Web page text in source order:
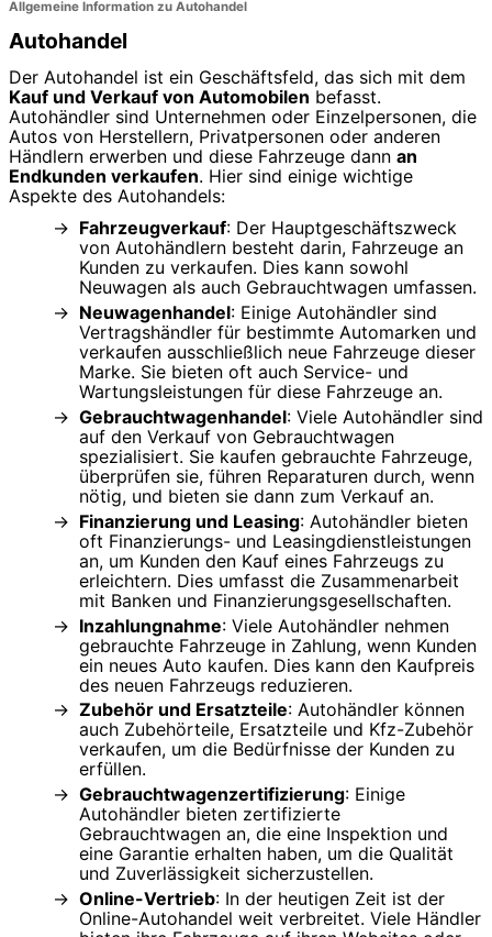
Allgemeine Information zu Autohandel
Autohandel
Der Autohandel ist ein Geschäftsfeld, das sich mit dem
Kauf und Verkauf von Automobilen befasst.
Autohändler sind Unternehmen oder Einzelpersonen, die
Autos von Herstellern, Privatpersonen oder anderen
Händlern erwerben und diese Fahrzeuge dann an
Endkunden verkaufen. Hier sind einige wichtige
Aspekte des Autohandels:
Fahrzeugverkauf: Der Hauptgeschäftszweck
von Autohändlern besteht darin, Fahrzeuge an
Kunden zu verkaufen. Dies kann sowohl
Neuwagen als auch Gebrauchtwagen umfassen.
Neuwagenhandel: Einige Autohändler sind
Vertragshändler für bestimmte Automarken und
verkaufen ausschließlich neue Fahrzeuge dieser
Marke. Sie bieten oft auch Service- und
Wartungsleistungen für diese Fahrzeuge an.
Gebrauchtwagenhandel: Viele Autohändler sind
auf den Verkauf von Gebrauchtwagen
spezialisiert. Sie kaufen gebrauchte Fahrzeuge,
überprüfen sie, führen Reparaturen durch, wenn
nötig, und bieten sie dann zum Verkauf an.
Finanzierung und Leasing: Autohändler bieten
oft Finanzierungs- und Leasingdienstleistungen
an, um Kunden den Kauf eines Fahrzeugs zu
erleichtern. Dies umfasst die Zusammenarbeit
mit Banken und Finanzierungsgesellschaften.
Inzahlungnahme: Viele Autohändler nehmen
gebrauchte Fahrzeuge in Zahlung, wenn Kunden
ein neues Auto kaufen. Dies kann den Kaufpreis
des neuen Fahrzeugs reduzieren.
Zubehör und Ersatzteile: Autohändler können
auch Zubehörteile, Ersatzteile und Kfz-Zubehör
verkaufen, um die Bedürfnisse der Kunden zu
erfüllen.
Gebrauchtwagenzertifizierung: Einige
Autohändler bieten zertifizierte
Gebrauchtwagen an, die eine Inspektion und
eine Garantie erhalten haben, um die Qualität
und Zuverlässigkeit sicherzustellen.
Online-Vertrieb: In der heutigen Zeit ist der
Online-Autohandel weit verbreitet. Viele Händler